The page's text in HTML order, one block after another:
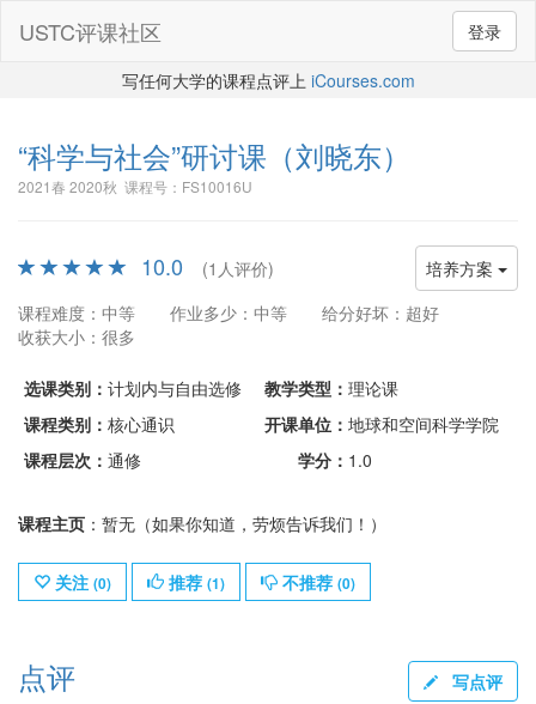
登录
USTC评课社区
写任何大学的课程点评上 iCourses.com
“科学与社会”研讨课 （刘晓东）
2021春 2020秋 课程号：FS10016U
培养方案
10.0
(1人评价)
课程难度：中等
作业多少：中等
给分好坏：超好
收获大小：很多
选课类别： 计划内与自由选修 教学类型： 理论课
课程类别： 核心通识 开课单位： 地球和空间科学学院
课程层次： 通修 学分： 1.0
课程主页 ：暂无（如果你知道，劳烦告诉我们！）
关注 (0) 推荐 (1) 不推荐 (0)
点评 写点评